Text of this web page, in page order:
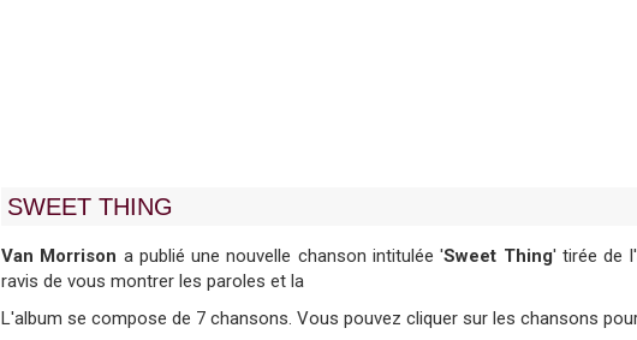
SWEET THING
Van Morrison a publié une nouvelle chanson intitulée 'Sweet Thing' tirée de
ravis de vous montrer les paroles et la
L'album se compose de 7 chansons. Vous pouvez cliquer sur les chansons